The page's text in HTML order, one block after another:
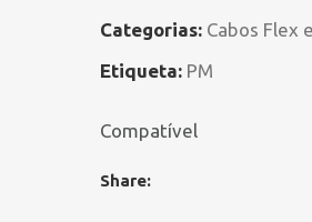
Categorias: Cabos Flex
Etiqueta: PM
Compatível
Share: